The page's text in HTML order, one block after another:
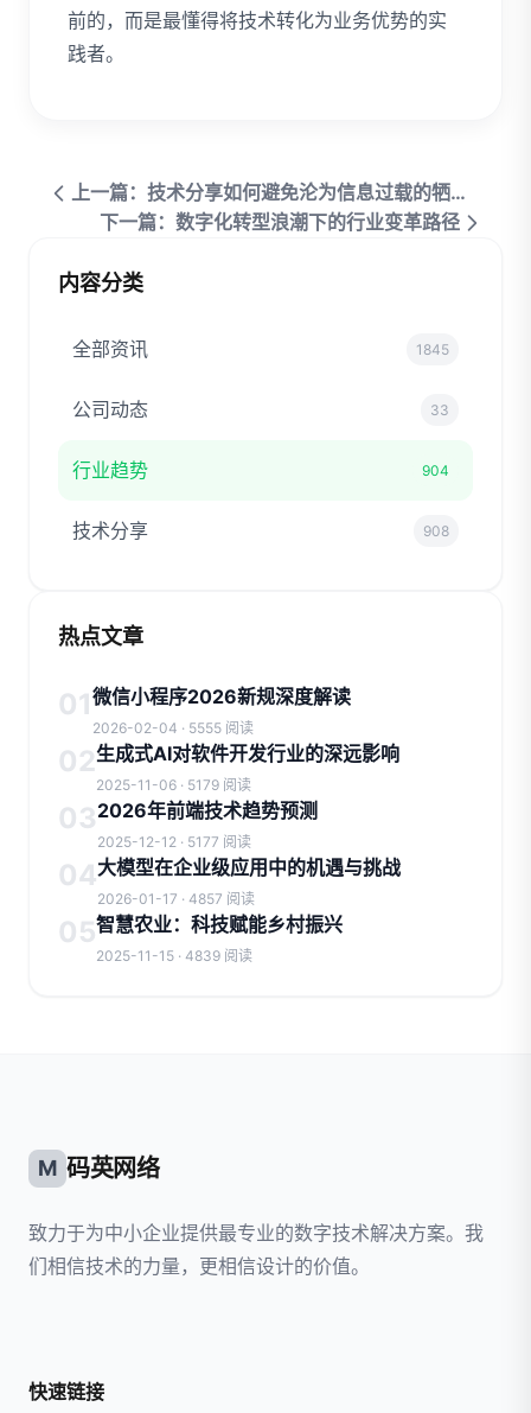
前的，而是最懂得将技术转化为业务优势的实
践者。
上一篇：技术分享如何避免沦为信息过载的牺牲品
下一篇：数字化转型浪潮下的行业变革路径
内容分类
全部资讯 1845
公司动态 33
行业趋势 904
技术分享 908
热点文章
01微信小程序2026新规深度解读
2026-02-04 · 5555 阅读
02生成式AI对软件开发行业的深远影响
2025-11-06 · 5179 阅读
032026年前端技术趋势预测
2025-12-12 · 5177 阅读
04大模型在企业级应用中的机遇与挑战
2026-01-17 · 4857 阅读
05智慧农业：科技赋能乡村振兴
2025-11-15 · 4839 阅读
M 码英网络
致力于为中小企业提供最专业的数字技术解决方案。我
们相信技术的力量，更相信设计的价值。
快速链接